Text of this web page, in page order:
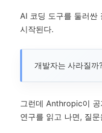
AI 코딩 도구를 둘러싼
시작된다.
개발자는 사라질까
그런데 Anthropic이
연구를 읽고 나면, 질